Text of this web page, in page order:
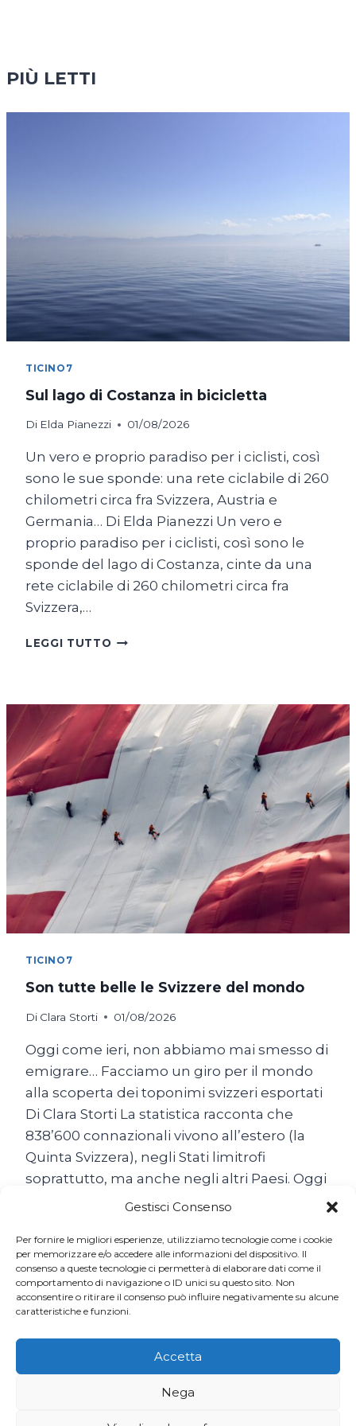
Gestisci Consenso
Per fornire le migliori esperienze, utilizziamo tecnologie come i cookie
per memorizzare e/o accedere alle informazioni del dispositivo. Il
consenso a queste tecnologie ci permetterà di elaborare dati come il
comportamento di navigazione o ID unici su questo sito. Non
acconsentire o ritirare il consenso può influire negativamente su alcune
caratteristiche e funzioni.
Accetta
Nega
PIÙ LETTI
TICINO7
Sul lago di Costanza in bicicletta
Di Elda Pianezzi 01/08/2026
Un vero e proprio paradiso per i ciclisti, così
sono le sue sponde: una rete ciclabile di 260
chilometri circa fra Svizzera, Austria e
Germania… Di Elda Pianezzi Un vero e
proprio paradiso per i ciclisti, così sono le
sponde del lago di Costanza, cinte da una
rete ciclabile di 260 chilometri circa fra
Svizzera,…
LEGGI TUTTO SUL
IN
BICICLETTA
TICINO7
Son tutte belle le Svizzere del mondo
Di Clara Storti 01/08/2026
Oggi come ieri, non abbiamo mai smesso di
emigrare… Facciamo un giro per il mondo
alla scoperta dei toponimi svizzeri esportati
Di Clara Storti La statistica racconta che
838’600 connazionali vivono all’estero (la
Quinta Svizzera), negli Stati limitrofi
soprattutto, ma anche negli altri Paesi. Oggi
come ieri, non abbiamo mai smesso di
LEGGI TUTTOSON
TUTTE
BELLE
LE
DEL
MONDO